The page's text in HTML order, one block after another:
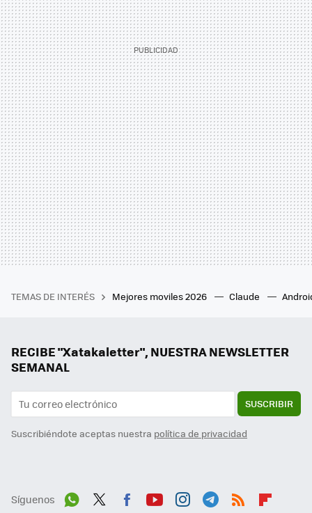
TEMAS DE INTERÉS Mejores moviles 2026 Claude
RECIBE "Xatakaletter", NUESTRA NEWSLETTER
SEMANAL
SUSCRIBIR
Suscribiéndote aceptas nuestra política de privacidad
Síguenos